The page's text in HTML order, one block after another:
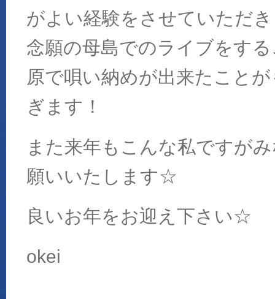
がよい経験をさせていただ
念願の母島でのライブをす
原で唄い納めが出来たこと
ぎます！
また来年もこんな私ですが
願いいたします☆
良いお年をお迎え下さい☆
okei